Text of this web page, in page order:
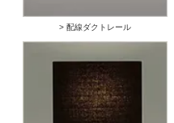
> 配線ダクトレール